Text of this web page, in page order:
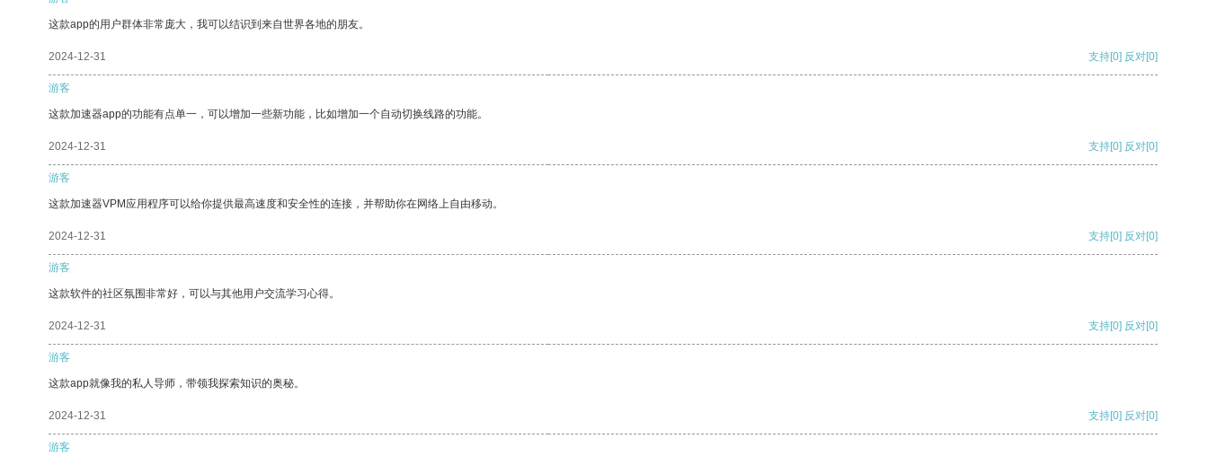
这款app的用户群体非常庞大，我可以结识到来自世界各地的朋友。
2024-12-31 支持[0] 反对[0]
游客
这款加速器app的功能有点单一，可以增加一些新功能，比如增加一个自动切换线路的功能。
2024-12-31 支持[0] 反对[0]
游客
这款加速器VPM应用程序可以给你提供最高速度和安全性的连接，并帮助你在网络上自由移动。
2024-12-31 支持[0] 反对[0]
游客
这款软件的社区氛围非常好，可以与其他用户交流学习心得。
2024-12-31 支持[0] 反对[0]
游客
这款app就像我的私人导师，带领我探索知识的奥秘。
2024-12-31 支持[0] 反对[0]
游客